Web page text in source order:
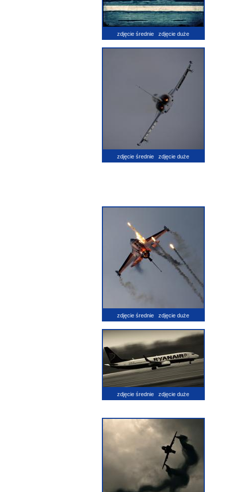
zdjęcie średnie zdjęcie duże
zdjęcie średnie zdjęcie duże
zdjęcie średnie zdjęcie duże
zdjęcie średnie zdjęcie duże